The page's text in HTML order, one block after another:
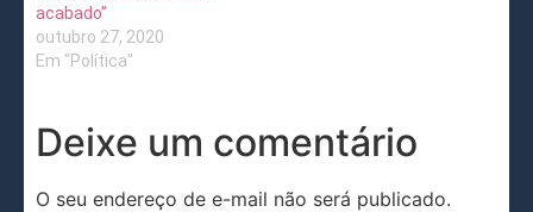
acabado”
outubro 27, 2020
Em "Política"
Deixe um comentário
O seu endereço de e-mail não será publicado.